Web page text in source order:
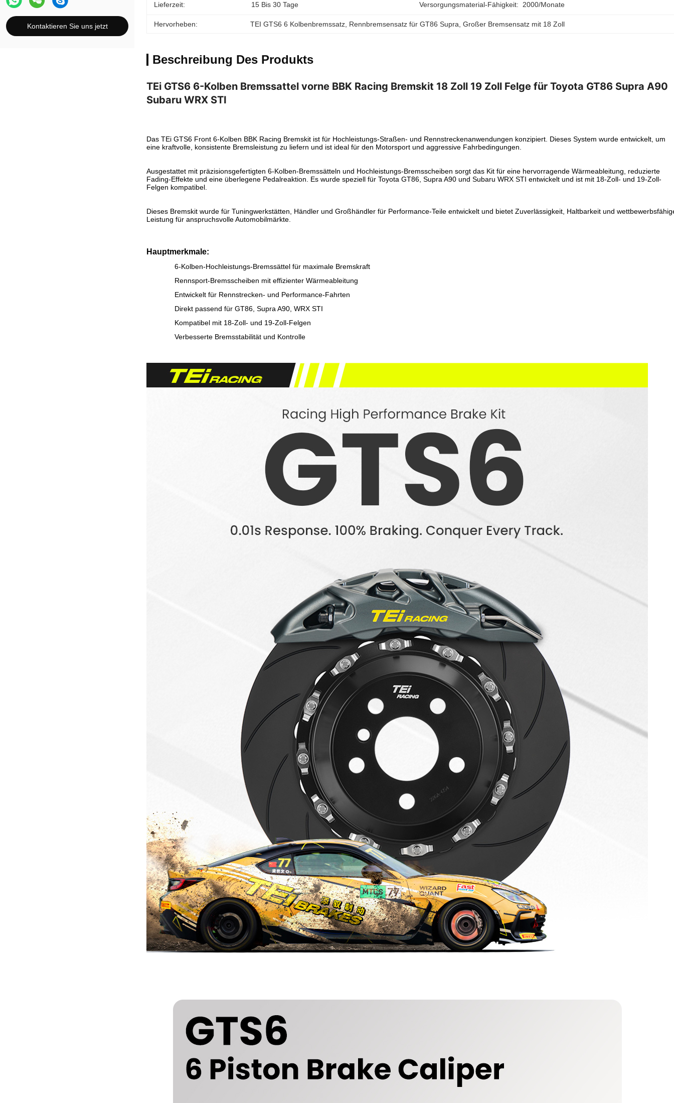
Kontaktieren Sie uns jetzt
Lieferzeit: 15 Bis 30 Tage Versorgungsmaterial-Fähigkeit: 2000/Monate
Hervorheben: TEI GTS6 6 Kolbenbremssatz Rennbremsensatz für GT86 Supra , Großer Bremsensatz mit 18 Zoll
Beschreibung Des Produkts
TEi GTS6 6-Kolben Bremssattel vorne BBK Racing Bremskit 18 Zoll 19 Zoll Felge für Toyota GT86 Supra A90
Subaru WRX STI
Das TEi GTS6 Front 6-Kolben BBK Racing Bremskit ist für Hochleistungs-Straßen- und Rennstreckenanwendungen konzipiert. Dieses System wurde entwickelt, um
eine kraftvolle, konsistente Bremsleistung zu liefern und ist ideal für den Motorsport und aggressive Fahrbedingungen.
Ausgestattet mit präzisionsgefertigten 6-Kolben-Bremssätteln und Hochleistungs-Bremsscheiben sorgt das Kit für eine hervorragende Wärmeableitung, reduzierte
Fading-Effekte und eine überlegene Pedalreaktion. Es wurde speziell für Toyota GT86, Supra A90 und Subaru WRX STI entwickelt und ist mit 18-Zoll- und 19-Zoll-
Felgen kompatibel.
Dieses Bremskit wurde für Tuningwerkstätten, Händler und Großhändler für Performance-Teile entwickelt und bietet Zuverlässigkeit, Haltbarkeit und
Leistung für anspruchsvolle Automobilmärkte.
Hauptmerkmale:
6-Kolben-Hochleistungs-Bremssättel für maximale Bremskraft
Rennsport-Bremsscheiben mit effizienter Wärmeableitung
Entwickelt für Rennstrecken- und Performance-Fahrten
Direkt passend für GT86, Supra A90, WRX STI
Kompatibel mit 18-Zoll- und 19-Zoll-Felgen
Verbesserte Bremsstabilität und Kontrolle